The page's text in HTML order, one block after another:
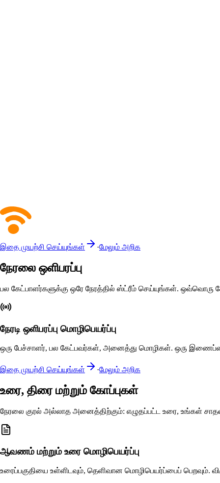
இதை முயற்சி செய்யுங்கள் ·மேலும் அறிக
நேரலை ஒளிபரப்பு
பல கேட்பாளர்களுக்கு ஒரே நேரத்தில் ஸ்ட்ரீம் செய்யுங்கள்.
நேரடி ஒளிபரப்பு மொழிபெயர்ப்பு
ஒரு பேச்சாளர், பல கேட்பவர்கள், அனைத்து மொழிகள். ஒரு
இதை முயற்சி செய்யுங்கள் ·மேலும் அறிக
உரை, திரை மற்றும் கோப்புகள்
நேரலை குரல் அல்லாத அனைத்திற்கும்: எழுதப்பட்ட உரை, உங்கள்
ஆவணம் மற்றும் உரை மொழிபெயர்ப்பு
உரைப்பகுதியை உள்ளிடவும், தெளிவான மொழிபெயர்ப்பைப் பெறவும்.